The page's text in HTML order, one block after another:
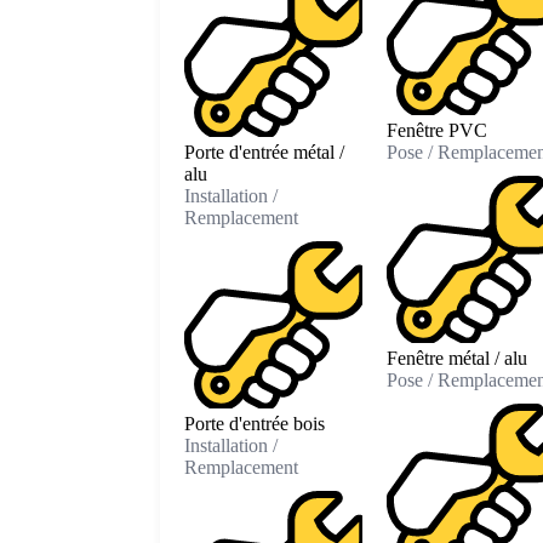
Porte d'entrée métal /
alu
Installation /
Remplacement
Porte d'entrée bois
Installation /
Remplacement
Fenêtre PVC
Pose /
Fenêtre métal / alu
Pose /